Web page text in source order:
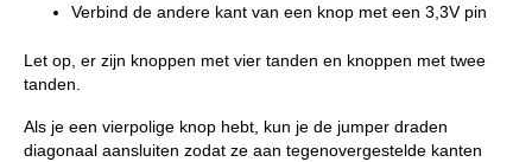
Verbind de andere kant van een knop met een 3,3V pin
Let op, er zijn knoppen met vier tanden en knoppen met twee
tanden.
Als je een vierpolige knop hebt, kun je de jumper draden
diagonaal aansluiten zodat ze aan tegenovergestelde kanten